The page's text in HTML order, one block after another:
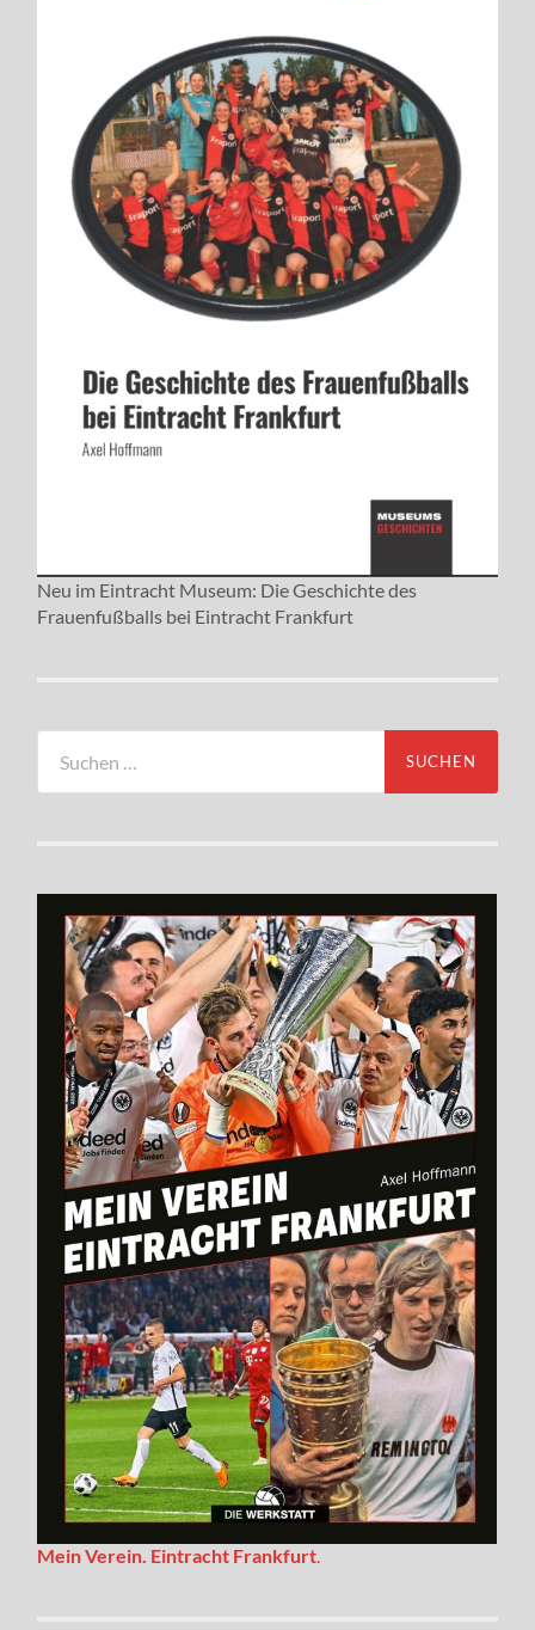
Neu im Eintracht Museum: Die Geschichte des
Frauenfußballs bei Eintracht Frankfurt
nach:
Mein Verein. Eintracht Frankfurt.